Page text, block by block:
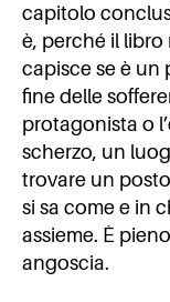
capitolo
è, perché il libro
capisce se è un
fine delle
protagonista o
scherzo, un
trovare un
si sa come e in
assieme. È
angoscia.